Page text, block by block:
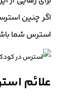
اگر چنین
استرس شما
علائم